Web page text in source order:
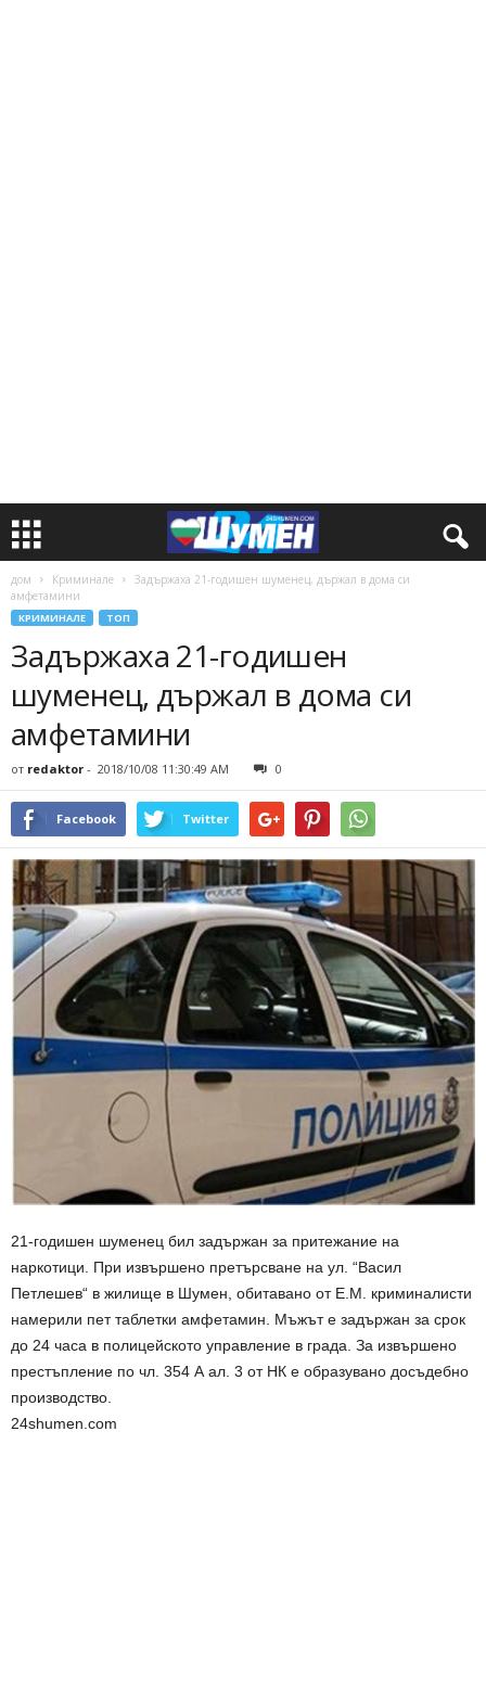
дом Криминале
Задържаха 21-годишен шуменец, държал в дома си
амфетамини
КРИМИНАЛЕ ТОП
Задържаха 21-годишен
шуменец, държал в дома си
амфетамини
от redaktor - 2018/10/08 11:30:49 AM 0
Facebook Twitter
21-годишен шуменец бил задържан за притежание на
наркотици. При извършено претърсване на ул. “Васил
Петлешев“ в жилище в Шумен, обитавано от Е.М. криминалисти
намерили пет таблетки амфетамин. Мъжът е задържан за срок
до 24 часа в полицейското управление в града. За извършено
престъпление по чл. 354 А ал. 3 от НК е образувано досъдебно
производство.
24shumen.com